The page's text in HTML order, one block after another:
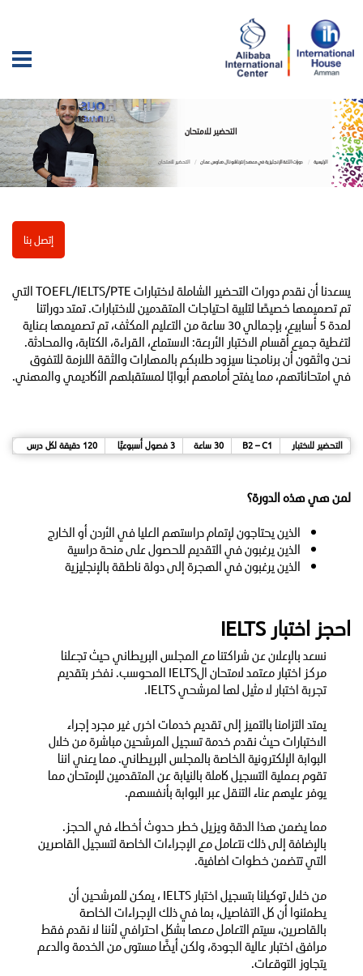
التحضير للامتحان
الرئيسية دورات اللغة الإنجليزية في معهد إنترناشونال هاوس عمان التحضير للامتحان
إتصل بنا
يسعدنا أن نقدم دورات التحضير الشاملة لاختبارات TOEFL/IELTS/PTE التي
تم تصميمها خصيصًا لتلبية احتياجات المتقدمين للاختبارات. تمتد دوراتنا
لمدة 5 أسابيع، بإجمالي 30 ساعة من التعليم المكثف، تم تصميمها بعناية
لتغطية جميع أقسام الاختبار الأربعة: الاستماع، القراءة، الكتابة، والمحادثة.
نحن واثقون أن برنامجنا سيزود طلابكم بالمهارات والثقة اللازمة للتفوق
في امتحاناتهم، مما يفتح أمامهم أبوابًا لمستقبلهم الأكاديمي والمهني.
التحضير للاختبار B2 – C1 30 ساعة 3 فصول أسبوعيًا 120 دقيقة لكل درس
لمن هي هذه الدورة؟
الذين يحتاجون لإتمام دراستهم العليا في الأردن أو الخارج
الذين يرغبون في التقديم للحصول على منحة دراسية
الذين يرغبون في الهجرة إلى دولة ناطقة بالإنجليزية
احجز اختبار IELTS
نسعد بالإعلان عن شراكتنا مع المجلس البريطاني حيث تجعلنا
مركز اختبار معتمد لامتحان الIELTS المحوسب. نفخر بتقديم
تجربة اختبار لا مثيل لها لمرشحي IELTS.
يمتد التزامنا بالتميز إلى تقديم خدمات اخرى غير مجرد إجراء
الاختبارات حيث نقدم خدمة تسجيل المرشحين مباشرة من خلال
البوابة الإلكترونية الخاصة بالمجلس البريطاني. مما يعني اننا
تقوم بعملية التسجيل كاملة بالنيابة عن المتقدمين للإمتحان مما
يوفر عليهم عناء التنقل عبر البوابة بأنفسهم.
مما يضمن هذا الدقة ويزيل خطر حدوث أخطاء في الحجز.
بالإضافة إلى ذلك نتعامل مع الإجراءات الخاصة لتسجيل القاصرين
التي تتضمن خطوات اضافية.
من خلال توكيلنا بتسجيل اختبار IELTS ، يمكن للمرشحين أن
يطمئنوا أن كل التفاصيل، بما في ذلك الإجراءات الخاصة
بالقاصرين، سيتم التعامل معها بشكل احترافي لأننا لا نقدم فقط
مرافق اختبار عالية الجودة، ولكن أيضًا مستوى من الخدمة والدعم
يتجاوز التوقعات.